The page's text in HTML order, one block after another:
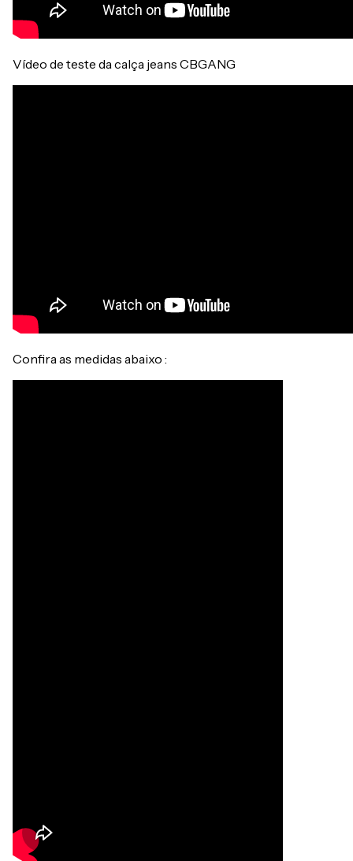
Vídeo de teste da calça jeans CBGANG
Confira as medidas abaixo :